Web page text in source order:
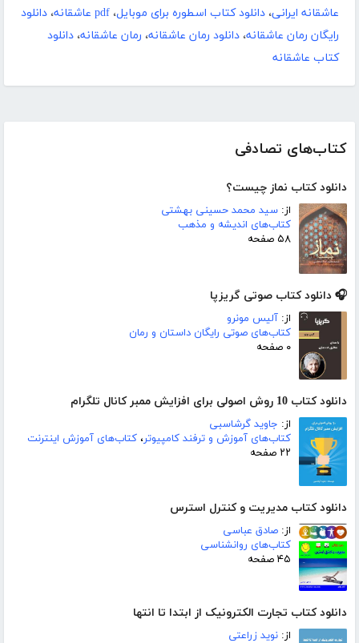
کتاب‌های تصادفی
دانلود کتاب نماز چیست؟
از: سید محمد حسینی بهشتی
کتاب‌های اندیشه و مذهب
۵۸ صفحه
🎧 دانلود کتاب صوتی گریزپا
از: آلیس مونرو
کتاب‌های صوتی رایگان داستان و رمان
۰ صفحه
دانلود کتاب 10 روش اصولی برای افزایش ممبر کانال تلگرام‎
از: جاوید گرشاسبی
کتاب‌های آموزش و ترفند کامپیوتر، کتاب‌های آموزش اینترنت
۲۲ صفحه
دانلود کتاب مدیریت و کنترل استرس
از: صادق عباسی
کتاب‌های روانشناسی
۴۵ صفحه
دانلود کتاب تجارت الکترونیک از ابتدا تا انتها
از: نوید زراعتی
عاشقانه ایرانی، دانلود کتاب اسطوره برای موبایل، pdf عاشقانه ، دانلود
رایگان رمان عاشقانه، دانلود رمان عاشقانه، رمان عاشقانه، دانلود
کتاب عاشقانه